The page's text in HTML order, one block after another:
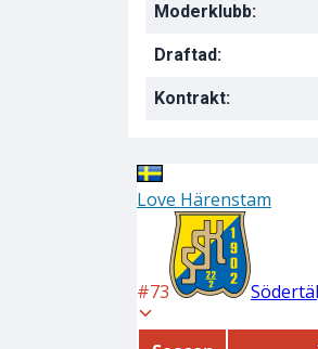
Moderklubb:
Draftad:
Kontrakt: